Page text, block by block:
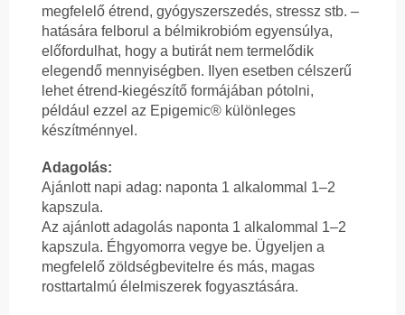
megfelelő étrend, gyógyszerszedés, stressz stb. –
hatására felborul a bélmikrobióm egyensúlya,
előfordulhat, hogy a butirát nem termelődik
elegendő mennyiségben. Ilyen esetben célszerű
lehet étrend-kiegészítő formájában pótolni,
például ezzel az Epigemic® különleges
készítménnyel.
Adagolás:
Ajánlott napi adag: naponta 1 alkalommal 1–2
kapszula.
Az ajánlott adagolás naponta 1 alkalommal 1–2
kapszula. Éhgyomorra vegye be. Ügyeljen a
megfelelő zöldségbevitelre és más, magas
rosttartalmú élelmiszerek fogyasztására.